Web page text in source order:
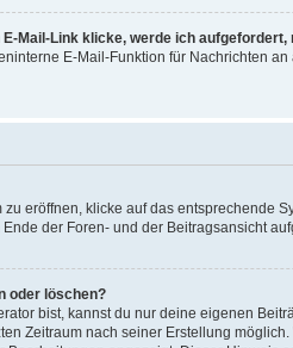
Mail-Link klicke, werde ich aufgefordert,
E-Mail-Funktion für Nachrichten
eröffnen, klicke auf das entsprechende
der Foren- und der Beitragsansicht
oder löschen?
bist, kannst du nur deine eigenen
Zeitraum nach seiner Erstellung